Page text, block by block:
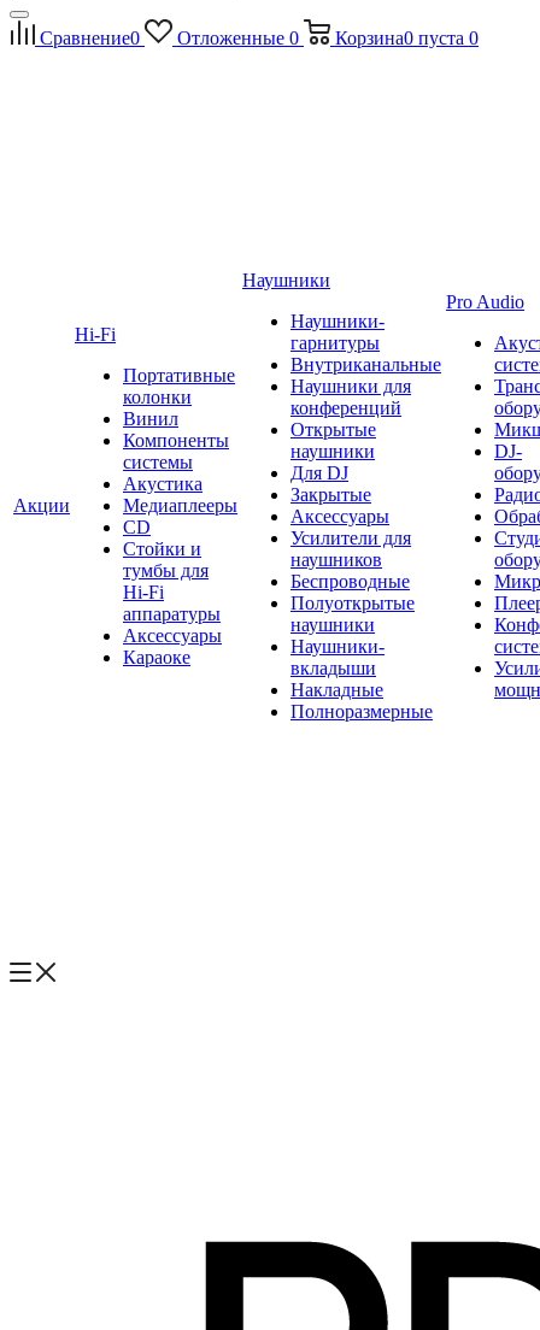
Сравнение0 Отложенные 0 Корзина0 пуста 0
Акции
Hi-Fi
Портативные
колонки
Винил
Компоненты
системы
Акустика
Медиаплееры
CD
Стойки и
тумбы для
Hi-Fi
аппаратуры
Аксессуары
Караоке
Наушники
Наушники-
гарнитуры
Внутриканальные
Наушники для
конференций
Открытые
наушники
Для DJ
Закрытые
Аксессуары
Усилители для
наушников
Беспроводные
Полуоткрытые
наушники
Наушники-
вкладыши
Накладные
Полноразмерные
Pro Audio
DJ-